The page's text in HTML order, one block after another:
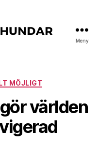
Meny
MÖJLIGT
världen